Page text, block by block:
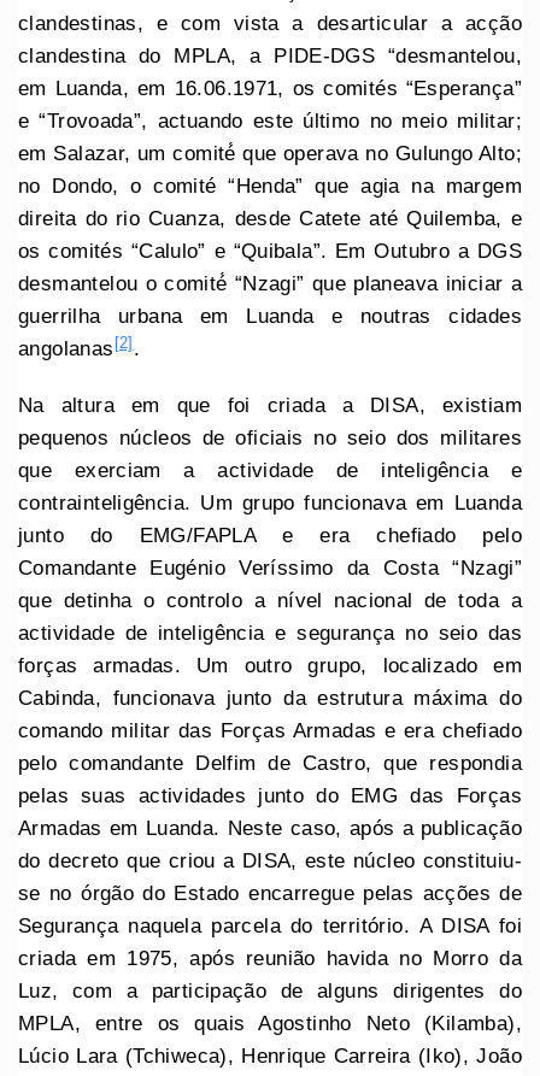
clandestinas, e com vista a desarticular a acção
clandestina do MPLA, a PIDE-DGS “desmantelou,
em Luanda, em 16.06.1971, os comités “Esperança”
e “Trovoada”, actuando este último no meio militar;
em Salazar, um comité́ que operava no Gulungo Alto;
no Dondo, o comité “Henda” que agia na margem
direita do rio Cuanza, desde Catete até Quilemba, e
os comités “Calulo” e “Quibala”. Em Outubro a DGS
desmantelou o comité́ “Nzagi” que planeava iniciar a
guerrilha urbana em Luanda e noutras cidades
angolanas [2].
Na altura em que foi criada a DISA, existiam
pequenos núcleos de oficiais no seio dos militares
que exerciam a actividade de inteligência e
contrainteligência. Um grupo funcionava em Luanda
junto do EMG/FAPLA e era chefiado pelo
Comandante Eugénio Veríssimo da Costa “Nzagi”
que detinha o controlo a nível nacional de toda a
actividade de inteligência e segurança no seio das
forças armadas. Um outro grupo, localizado em
Cabinda, funcionava junto da estrutura máxima do
comando militar das Forças Armadas e era chefiado
pelo comandante Delfim de Castro, que respondia
pelas suas actividades junto do EMG das Forças
Armadas em Luanda. Neste caso, após a publicação
do decreto que criou a DISA, este núcleo constituiu-
se no órgão do Estado encarregue pelas acções de
Segurança naquela parcela do território. A DISA foi
criada em 1975, após reunião havida no Morro da
Luz, com a participação de alguns dirigentes do
MPLA, entre os quais Agostinho Neto (Kilamba),
Lúcio Lara (Tchiweca), Henrique Carreira (Iko), João